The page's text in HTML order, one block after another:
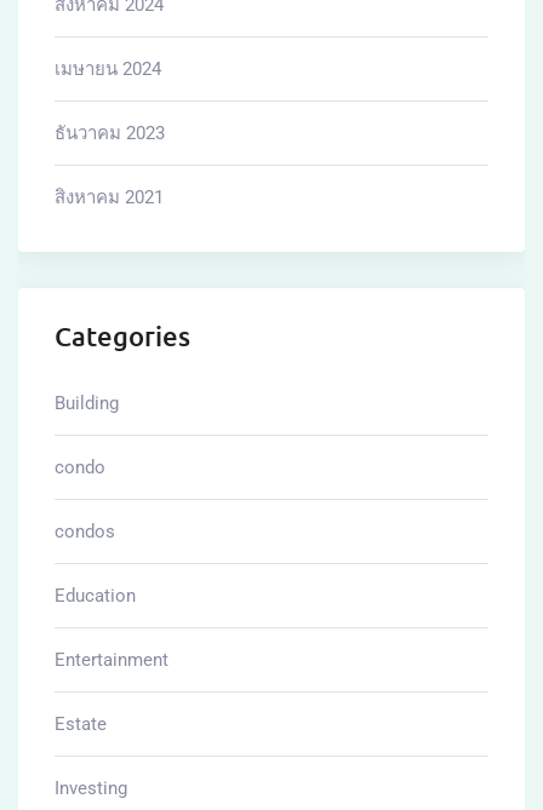
สิงหาคม 2024
เมษายน 2024
ธันวาคม 2023
สิงหาคม 2021
Categories
Building
condo
condos
Education
Entertainment
Estate
Investing